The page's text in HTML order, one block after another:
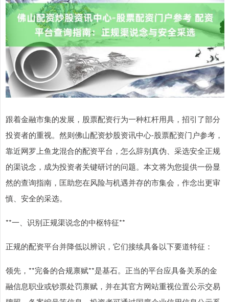
跟着金融市集的发展，股票配资行为一种杠杆用具，招引了部分
投资者的重视。然则佛山配资炒股资讯中心-股票配资门户参考，
靠近网罗上鱼龙混合的配资平台，怎么辞别真伪、采选安全正规
的渠说念，成为投资者关键研讨的问题。本文将为您提供一份显
然的查询指南，匡助您在风险与机遇并存的市集会，作念出更审
慎、安全的采选。
**一、识别正规渠说念的中枢特征**
正规的配资平台并降低以辨识，它们接续具备以下要道特征：
领先，**完备的合规禀赋**是基石。正当的平台应具备关系的金
融信息职业或钞票处罚禀赋，并在其官方网站重视位置公示交易